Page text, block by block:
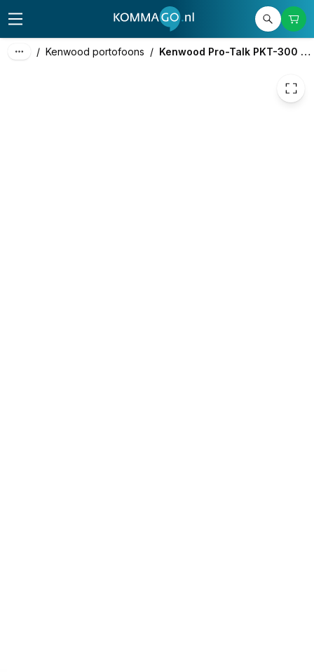
/ Kenwood portofoons / Kenwood Pro-Talk PKT-300 met C-oortje
excl. btw